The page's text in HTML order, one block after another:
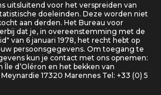
uitsluitend voor het verspreiden van
doeleinden. Deze worden niet
aan derden. Het Bureau voor
dat je, in overeenstemming met de
van 6 januari 1978, het recht hebt op
persoonsgegevens. Om toegang te
kun je contact met ons opnemen:
d’Oléron en het bekken van
17320 Marennes Tel: +33 (0) 5